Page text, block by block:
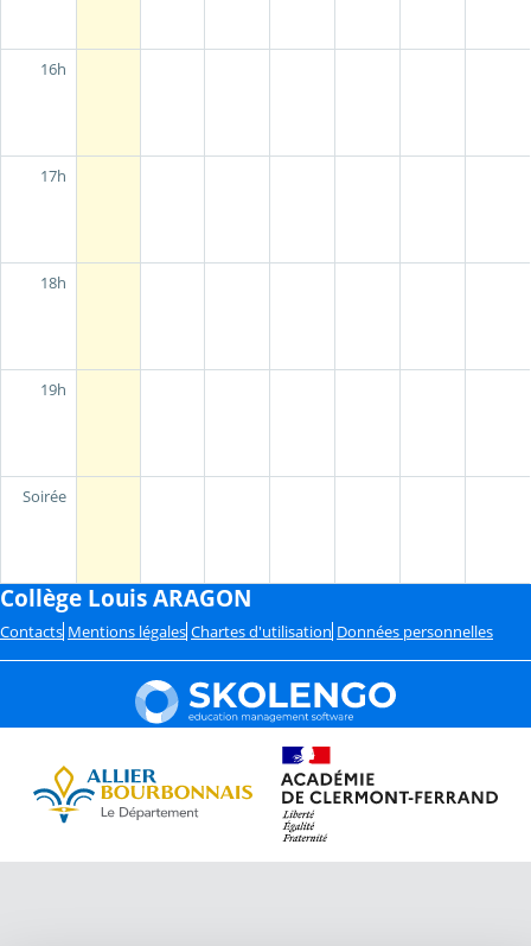
16h
17h
18h
19h
Soirée
Collège Louis ARAGON
Contacts Mentions légales Chartes d'utilisation Données personnelles